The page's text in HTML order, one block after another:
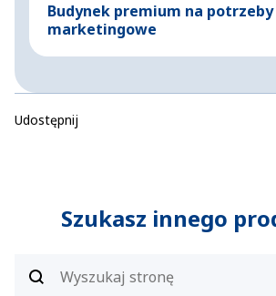
Budynek premium na potrzeby
marketingowe
Udostępnij
Szukasz innego